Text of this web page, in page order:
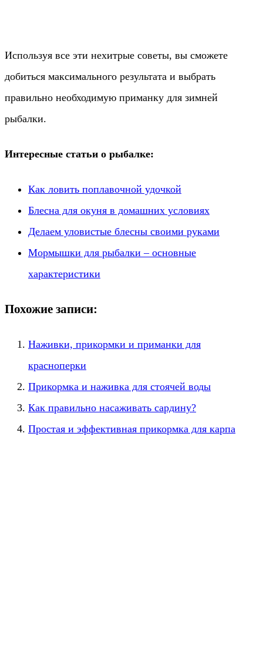
Используя все эти нехитрые советы, вы сможете
добиться максимального результата и выбрать
правильно необходимую приманку для зимней
рыбалки.
Интересные статьи о рыбалке:
Как ловить поплавочной удочкой
Блесна для окуня в домашних условиях
Делаем уловистые блесны своими руками
Мормышки для рыбалки – основные
характеристики
Похожие записи:
Наживки, прикормки и приманки для
красноперки
Прикормка и наживка для стоячей воды
Как правильно насаживать сардину?
Простая и эффективная прикормка для карпа